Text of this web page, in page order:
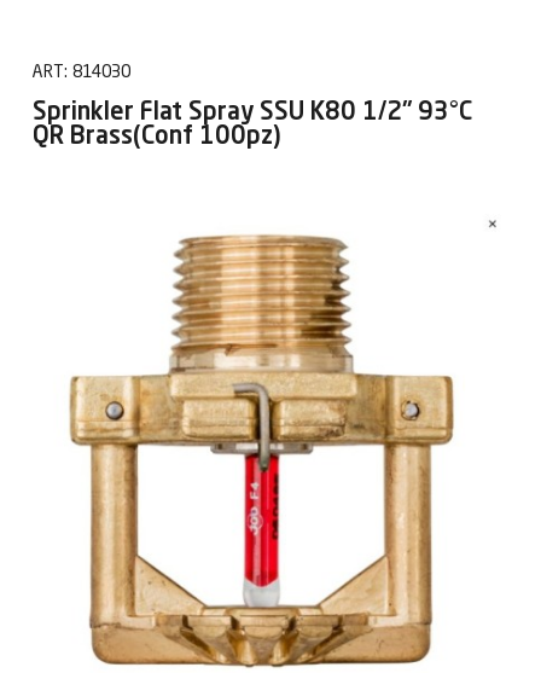
ART: 814030
Sprinkler Flat Spray SSU K80 1/2" 93°C
QR Brass(Conf 100pz)